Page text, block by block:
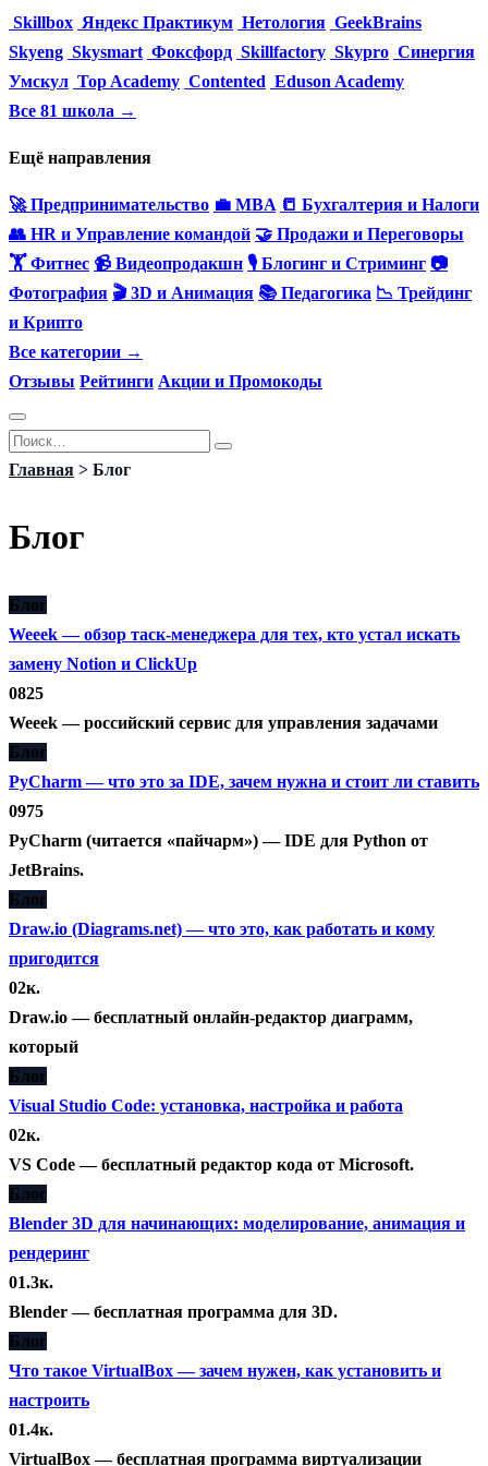
Skillbox Яндекс Практикум Нетология GeekBrains
Skyeng Skysmart Фоксфорд Skillfactory Skypro Синергия
Умскул Top Academy Contented Eduson Academy
Все 81 школа →
Ещё направления
🚀 Предпринимательство 💼 MBA 📒 Бухгалтерия и Налоги
👥 HR и Управление командой 🤝 Продажи и Переговоры
🏋️ Фитнес 📹 Видеопродакшн 🎙 Блогинг и Стриминг 📷
Фотография 🎬 3D и Анимация 📚 Педагогика 📉 Трейдинг
и Крипто
Все категории →
Отзывы Рейтинги Акции и Промокоды
Перейти
к
Search
for:
Главная > Блог
Блог
Блог
Weeek — обзор таск-менеджера для тех, кто устал искать
замену Notion и ClickUp
0825
Weeek — российский сервис для управления задачами
Блог
PyCharm — что это за IDE, зачем нужна и стоит ли ставить
0975
PyCharm (читается «пайчарм») — IDE для Python от
JetBrains.
Блог
Draw.io (Diagrams.net) — что это, как работать и кому
пригодится
02к.
Draw.io — бесплатный онлайн-редактор диаграмм,
который
Блог
Visual Studio Code: установка, настройка и работа
02к.
VS Code — бесплатный редактор кода от Microsoft.
Блог
Blender 3D для начинающих: моделирование, анимация и
рендеринг
01.3к.
Blender — бесплатная программа для 3D.
Блог
Что такое VirtualBox — зачем нужен, как установить и
настроить
01.4к.
VirtualBox — бесплатная программа виртуализации